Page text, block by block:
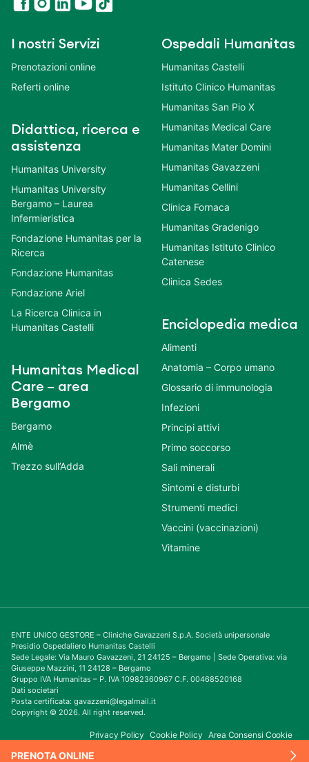
PRENOTA ONLINE
I nostri Servizi
Prenotazioni online
Referti online
Didattica, ricerca e
assistenza
Humanitas University
Humanitas University
Bergamo – Laurea
Infermieristica
Fondazione Humanitas per la
Ricerca
Fondazione Humanitas
Fondazione Ariel
La Ricerca Clinica in
Humanitas Castelli
Humanitas Medical
Care – area
Bergamo
Bergamo
Almè
Trezzo sull’Adda
Ospedali Humanitas
Humanitas Castelli
Istituto Clinico Humanitas
Humanitas San Pio X
Humanitas Medical Care
Humanitas Mater Domini
Humanitas Gavazzeni
Humanitas Cellini
Clinica Fornaca
Humanitas Gradenigo
Humanitas Istituto Clinico
Catenese
Clinica Sedes
Enciclopedia medica
Alimenti
Anatomia – Corpo umano
Glossario di immunologia
Infezioni
Principi attivi
Primo soccorso
Sali minerali
Sintomi e disturbi
Strumenti medici
Vaccini (vaccinazioni)
Vitamine
ENTE UNICO GESTORE – Cliniche Gavazzeni S.p.A. Società unipersonale
Presidio Ospedaliero Humanitas Castelli
Sede Legale: Via Mauro Gavazzeni, 21 24125 – Bergamo | Sede Operativa: via
Giuseppe Mazzini, 11 24128 – Bergamo
Gruppo IVA Humanitas – P. IVA 10982360967 C.F. 00468520168
Dati societari
Posta certificata: gavazzeni@legalmail.it
Copyright © 2026. All right reserved.
Privacy Policy Cookie Policy Area Consensi Cookie